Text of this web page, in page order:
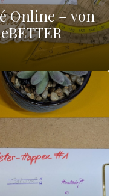
Online – von